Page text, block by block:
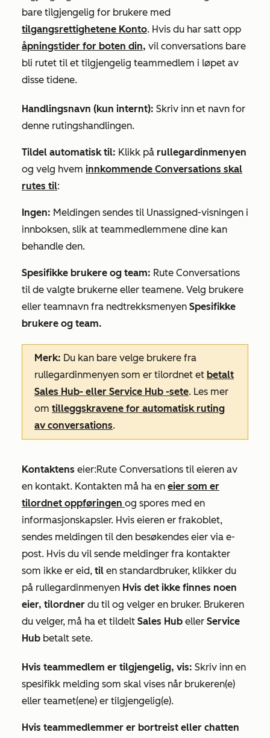
bare tilgjengelig for brukere med
tilgangsrettighetene Konto. Hvis du har satt opp
åpningstider for boten din, vil conversations bare
bli rutet til et tilgjengelig teammedlem i løpet av
disse tidene.
Handlingsnavn (kun internt): Skriv inn et navn for
denne rutingshandlingen.
Tildel automatisk til: Klikk på rullegardinmenyen
og velg hvem innkommende Conversations skal
rutes til:
Ingen: Meldingen sendes til Unassigned-visningen i
innboksen, slik at teammedlemmene dine kan
behandle den.
Spesifikke brukere og team: Rute Conversations
til de valgte brukerne eller teamene. Velg brukere
eller teamnavn fra nedtrekksmenyen Spesifikke
brukere og team.
Merk: Du kan bare velge brukere fra
rullegardinmenyen som er tilordnet et betalt
Sales Hub- eller Service Hub -sete. Les mer
om tilleggskravene for automatisk ruting
av conversations.
Kontaktens eier:Rute Conversations til eieren av
en kontakt. Kontakten må ha en eier som er
tilordnet oppføringen og spores med en
informasjonskapsler. Hvis eieren er frakoblet,
sendes meldingen til den besøkendes eier via e-
post. Hvis du vil sende meldinger fra kontakter
som ikke er eid, til en standardbruker, klikker du
på rullegardinmenyen Hvis det ikke finnes noen
eier, tilordner du til og velger en bruker. Brukeren
du velger, må ha et tildelt Sales Hub eller Service
Hub betalt sete.
Hvis teammedlem er tilgjengelig, vis: Skriv inn en
spesifikk melding som skal vises når brukeren(e)
eller teamet(ene) er tilgjengelig(e).
Hvis teammedlemmer er bortreist eller chatten